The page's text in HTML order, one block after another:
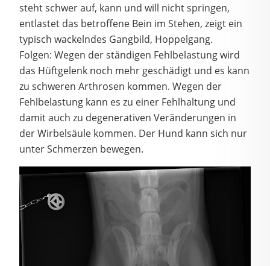
steht schwer auf, kann und will nicht springen,
entlastet das betroffene Bein im Stehen, zeigt ein
typisch wackelndes Gangbild, Hoppelgang.
Folgen: Wegen der ständigen Fehlbelastung wird
das Hüftgelenk noch mehr geschädigt und es kann
zu schweren Arthrosen kommen. Wegen der
Fehlbelastung kann es zu einer Fehlhaltung und
damit auch zu degenerativen Veränderungen in
der Wirbelsäule kommen. Der Hund kann sich nur
unter Schmerzen bewegen.